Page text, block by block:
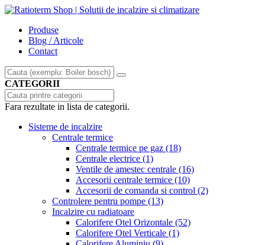
Produse
Blog / Articole
Contact
CATEGORII
Fara rezultate in lista de categorii.
Sisteme de incalzire
Centrale termice
Centrale termice pe gaz (18)
Centrale electrice (1)
Ventile de amestec centrale (16)
Accesorii centrale termice (10)
Accesorii de comanda si control (2)
Controlere pentru pompe (13)
Incalzire cu radiatoare
Calorifere Otel Orizontale (52)
Calorifere Otel Verticale (1)